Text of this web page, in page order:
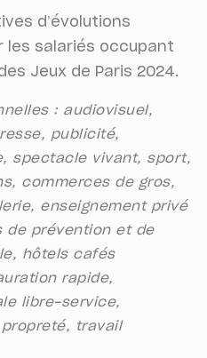
d’évolutions
les salariés occupant
Jeux de Paris 2024.
: audiovisuel,
publicité,
spectacle vivant, sport,
commerces de gros,
enseignement privé
de prévention et de
hôtels cafés
rapide,
libre-service,
travail